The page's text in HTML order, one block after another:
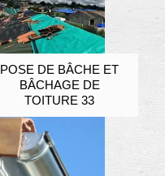
POSE DE BÂCHE ET
BÂCHAGE DE
TOITURE 33